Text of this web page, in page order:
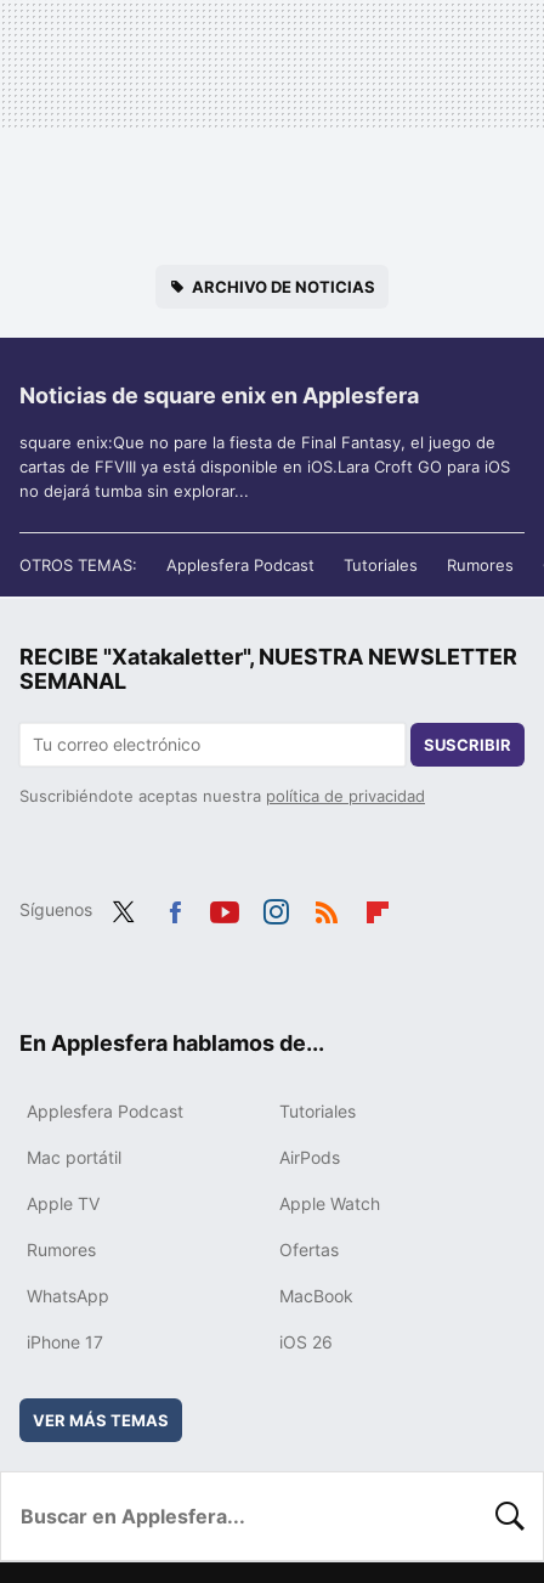
ARCHIVO DE NOTICIAS
Noticias de square enix en Applesfera
square enix:Que no pare la fiesta de Final Fantasy, el juego de
cartas de FFVIII ya está disponible en iOS.Lara Croft GO para iOS
no dejará tumba sin explorar...
OTROS TEMAS: Applesfera Podcast Tutoriales Rumores
RECIBE "Xatakaletter", NUESTRA NEWSLETTER
SEMANAL
SUSCRIBIR
Suscribiéndote aceptas nuestra política de privacidad
Síguenos
En Applesfera hablamos de...
Applesfera Podcast Tutoriales
Mac portátil AirPods
Apple TV Apple Watch
Rumores Ofertas
WhatsApp MacBook
iPhone 17 iOS 26
VER MÁS TEMAS